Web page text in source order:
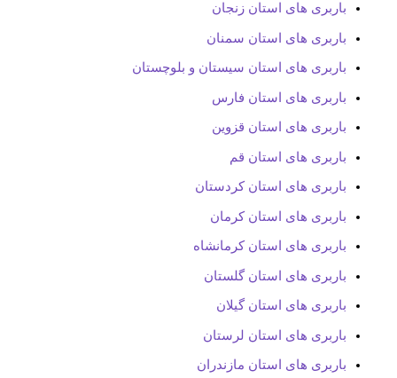
باربری های استان زنجان
باربری های استان سمنان
باربری های استان سیستان و بلوچستان
باربری های استان فارس
باربری های استان قزوین
باربری های استان قم
باربری های استان کردستان
باربری های استان کرمان
باربری های استان کرمانشاه
باربری های استان گلستان
باربری های استان گیلان
باربری های استان لرستان
باربری های استان مازندران